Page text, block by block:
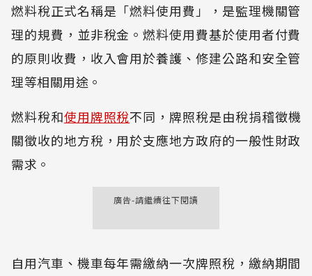
燃料稅正式名稱是「燃料使用費」，是監理機關管
理的規費，並非稅金。燃料使用費基於使用者付費
的原則收費，收入會用於養護、修建公路和安全管
理等相關用途。
燃料稅和使用牌照稅不同，牌照稅是由稅捐稽徵機
關徵收的地方稅，用於支應地方政府的一般性財政
需求。
廣告-請繼續往下閱讀
自用汽車、機車每年需繳納一次牌照稅，繳納期間